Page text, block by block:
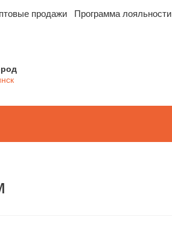
продажи Программа лояльности